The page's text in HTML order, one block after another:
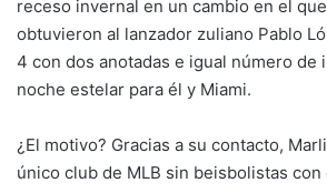
receso invernal en un cambio en el
obtuvieron al lanzador zuliano Pablo
4 con dos anotadas e igual número de
noche estelar para él y Miami.
¿El motivo? Gracias a su contacto,
único club de MLB sin beisbolistas con